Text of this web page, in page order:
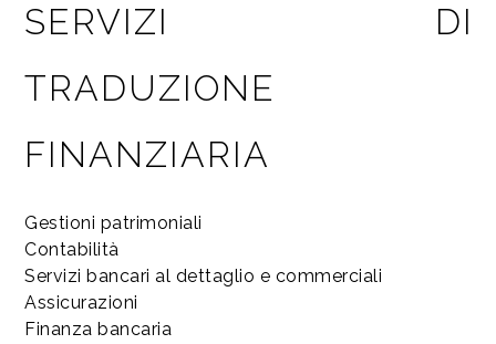
SERVIZI DI
TRADUZIONE
FINANZIARIA
Gestioni patrimoniali
Contabilità
Servizi bancari al dettaglio e commerciali
Assicurazioni
Finanza bancaria